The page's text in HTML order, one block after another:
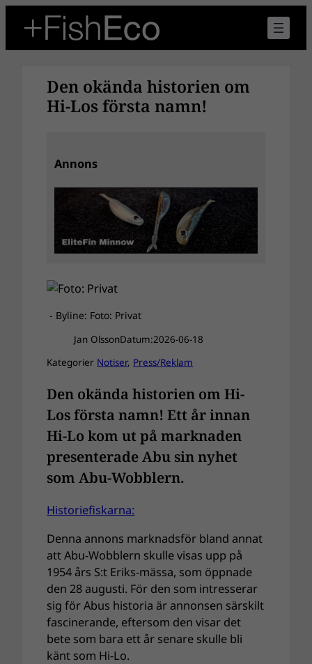
innehåll
Den okända historien om
Hi-Los första namn!
Annons
- Byline: Foto: Privat
Jan OlssonDatum:2026-06-18
Kategorier Notiser, Press/Reklam
Den okända historien om Hi-
Los första namn! Ett år innan
Hi-Lo kom ut på marknaden
presenterade Abu sin nyhet
som Abu-Wobblern.
Historiefiskarna:
Denna annons marknadsför bland annat
att Abu-Wobblern skulle visas upp på
1954 års S:t Eriks-mässa, som öppnade
den 28 augusti. För den som intresserar
sig för Abus historia är annonsen särskilt
fascinerande, eftersom den visar det
bete som bara ett år senare skulle bli
känt som Hi-Lo.